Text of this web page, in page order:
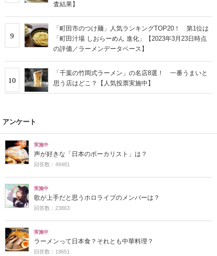
査結果】
9
「町田市のつけ麺」人気ランキングTOP20！ 第1位は
「町田汁場 しおらーめん 進化」【2023年3月23日時点
の評価／ラーメンデータベース】
10
「千葉の竹岡式ラーメン」の名店8選！ 一番うまいと
思う店はどこ？【人気投票実施中】
アンケート
実施中
声が好きな「日本のボーカリスト」は？
回答数：49481
実施中
歌が上手だと思うホロライブのメンバーは？
回答数：23863
実施中
ラーメンって日本食？それとも中華料理？
回答数：19651